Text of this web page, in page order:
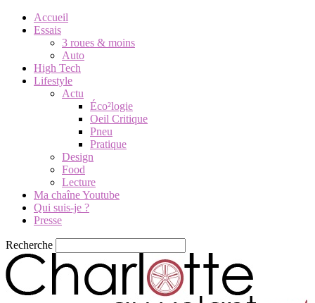
Accueil
Essais
3 roues & moins
Auto
High Tech
Lifestyle
Actu
Éco²logie
Oeil Critique
Pneu
Pratique
Design
Food
Lecture
Ma chaîne Youtube
Qui suis-je ?
Presse
Recherche